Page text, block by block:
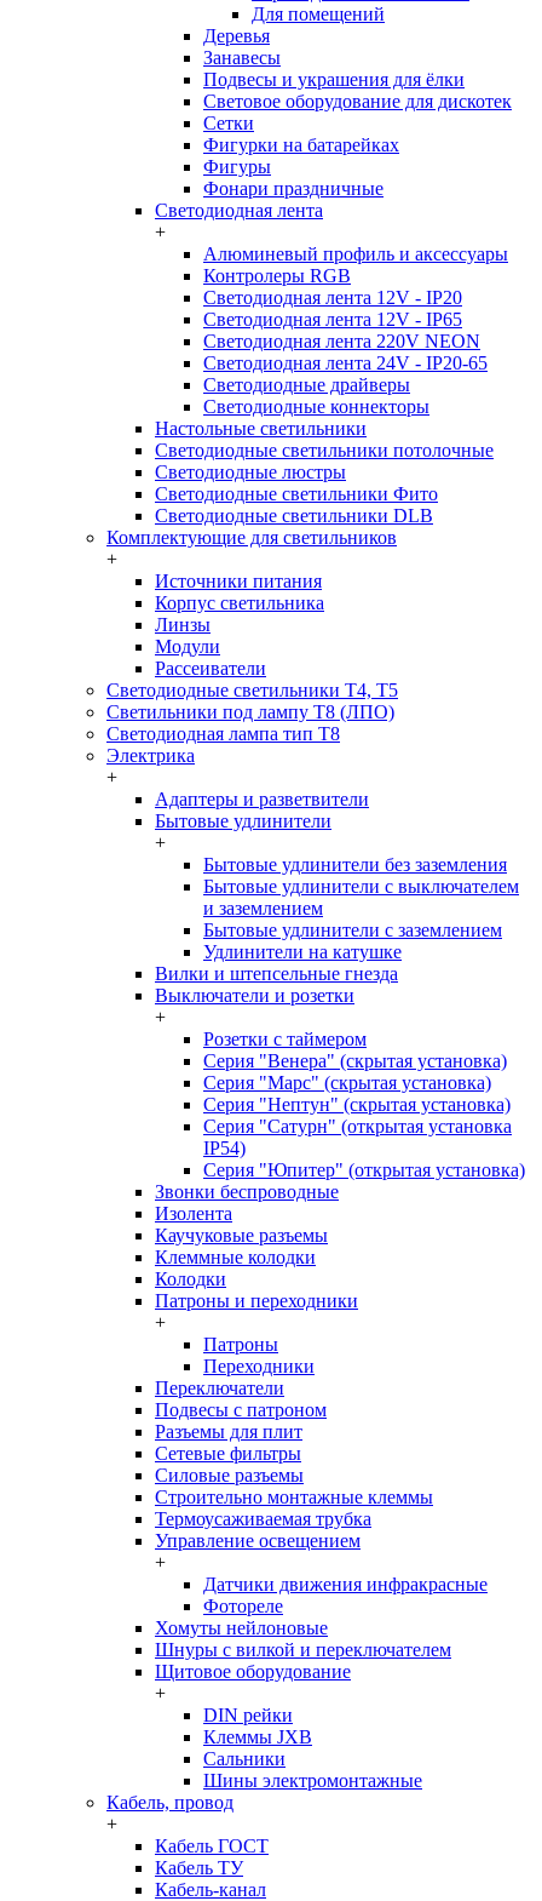
Для помещений
Деревья
Занавесы
Подвесы и украшения для ёлки
Световое оборудование для дискотек
Сетки
Фигурки на батарейках
Фигуры
Фонари праздничные
Светодиодная лента
+
Алюминевый профиль и аксессуары
Контролеры RGB
Светодиодная лента 12V - IP20
Светодиодная лента 12V - IP65
Светодиодная лента 220V NEON
Светодиодная лента 24V - IP20-65
Светодиодные драйверы
Светодиодные коннекторы
Настольные светильники
Светодиодные светильники потолочные
Светодиодные люстры
Светодиодные светильники Фито
Светодиодные светильники DLB
Комплектующие для светильников
+
Источники питания
Корпус светильника
Линзы
Модули
Рассеиватели
Светодиодные светильники T4, T5
Светильники под лампу Т8 (ЛПО)
Светодиодная лампа тип T8
Электрика
+
Адаптеры и разветвители
Бытовые удлинители
+
Бытовые удлинители без заземления
Бытовые удлинители с выключателем
и заземлением
Бытовые удлинители с заземлением
Удлинители на катушке
Вилки и штепсельные гнезда
Выключатели и розетки
+
Розетки с таймером
Серия "Венера" (скрытая установка)
Серия "Марс" (скрытая установка)
Серия "Нептун" (скрытая установка)
Серия "Сатурн" (открытая установка
IP54)
Серия "Юпитер" (открытая установка)
Звонки беспроводные
Изолента
Каучуковые разъемы
Клеммные колодки
Колодки
Патроны и переходники
+
Патроны
Переходники
Переключатели
Подвесы с патроном
Разъемы для плит
Сетевые фильтры
Силовые разъемы
Строительно монтажные клеммы
Термоусаживаемая трубка
Управление освещением
+
Датчики движения инфракрасные
Фотореле
Хомуты нейлоновые
Шнуры с вилкой и переключателем
Щитовое оборудование
+
DIN рейки
Клеммы JXB
Сальники
Шины электромонтажные
Кабель, провод
+
Кабель ГОСТ
Кабель ТУ
Кабель-канал